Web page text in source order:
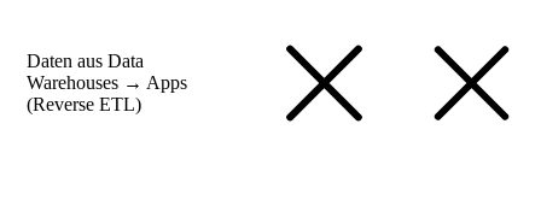
Daten aus Data
Warehouses → Apps
(Reverse ETL)